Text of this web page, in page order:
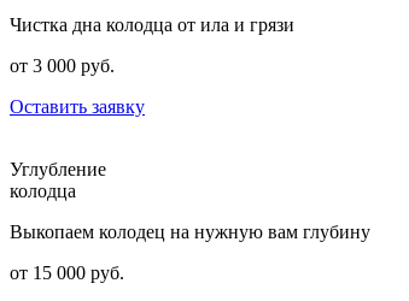
Чистка дна колодца от ила и грязи
от 3 000 руб.
Оставить заявку
Углубление
колодца
Выкопаем колодец на нужную вам глубину
от 15 000 руб.